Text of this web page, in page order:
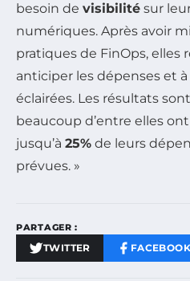
besoin de visibilité sur
numériques. Après avoir
pratiques de FinOps, elles
anticiper les dépenses et
éclairées. Les résultats
beaucoup d’entre elles
jusqu’à 25% de leurs
prévues. »
PARTAGER :
TWITTER FACEBOOK